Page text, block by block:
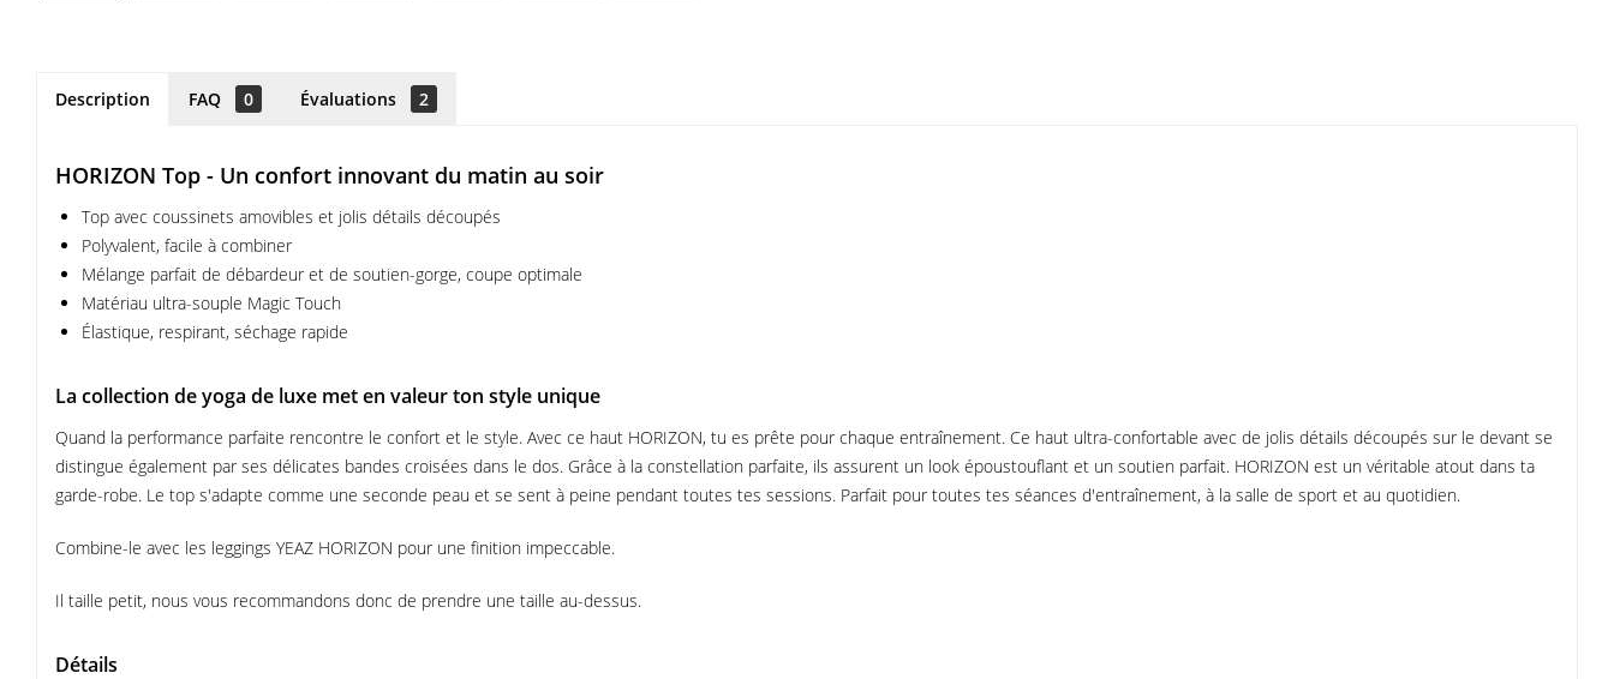
Description FAQ 0 Évaluations 2
HORIZON Top - Un confort innovant du matin au soir
Top avec coussinets amovibles et jolis détails découpés
Polyvalent, facile à combiner
Mélange parfait de débardeur et de soutien-gorge, coupe optimale
Matériau ultra-souple Magic Touch
Élastique, respirant, séchage rapide
La collection de yoga de luxe met en valeur ton style unique
Quand la performance parfaite rencontre le confort et le style. Avec ce haut HORIZON, tu es prête pour chaque entraînement. Ce haut ultra-confortable avec de jolis détails découpés sur le devant se
distingue également par ses délicates bandes croisées dans le dos. Grâce à la constellation parfaite, ils assurent un look époustouflant et un soutien parfait. HORIZON est un véritable atout dans ta
garde-robe. Le top s'adapte comme une seconde peau et se sent à peine pendant toutes tes sessions. Parfait pour toutes tes séances d'entraînement, à la salle de sport et au quotidien.
Combine-le avec les leggings YEAZ HORIZON pour une finition impeccable.
Il taille petit, nous vous recommandons donc de prendre une taille au-dessus.
Détails